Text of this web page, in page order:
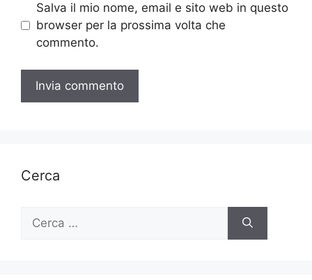
Salva il mio nome, email e sito web in questo
browser per la prossima volta che
commento.
Cerca
per: